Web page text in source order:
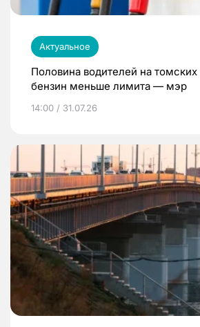
Актуальное
Половина водителей на
бензин меньше лимита — мэр
14:00 / 31.07.26